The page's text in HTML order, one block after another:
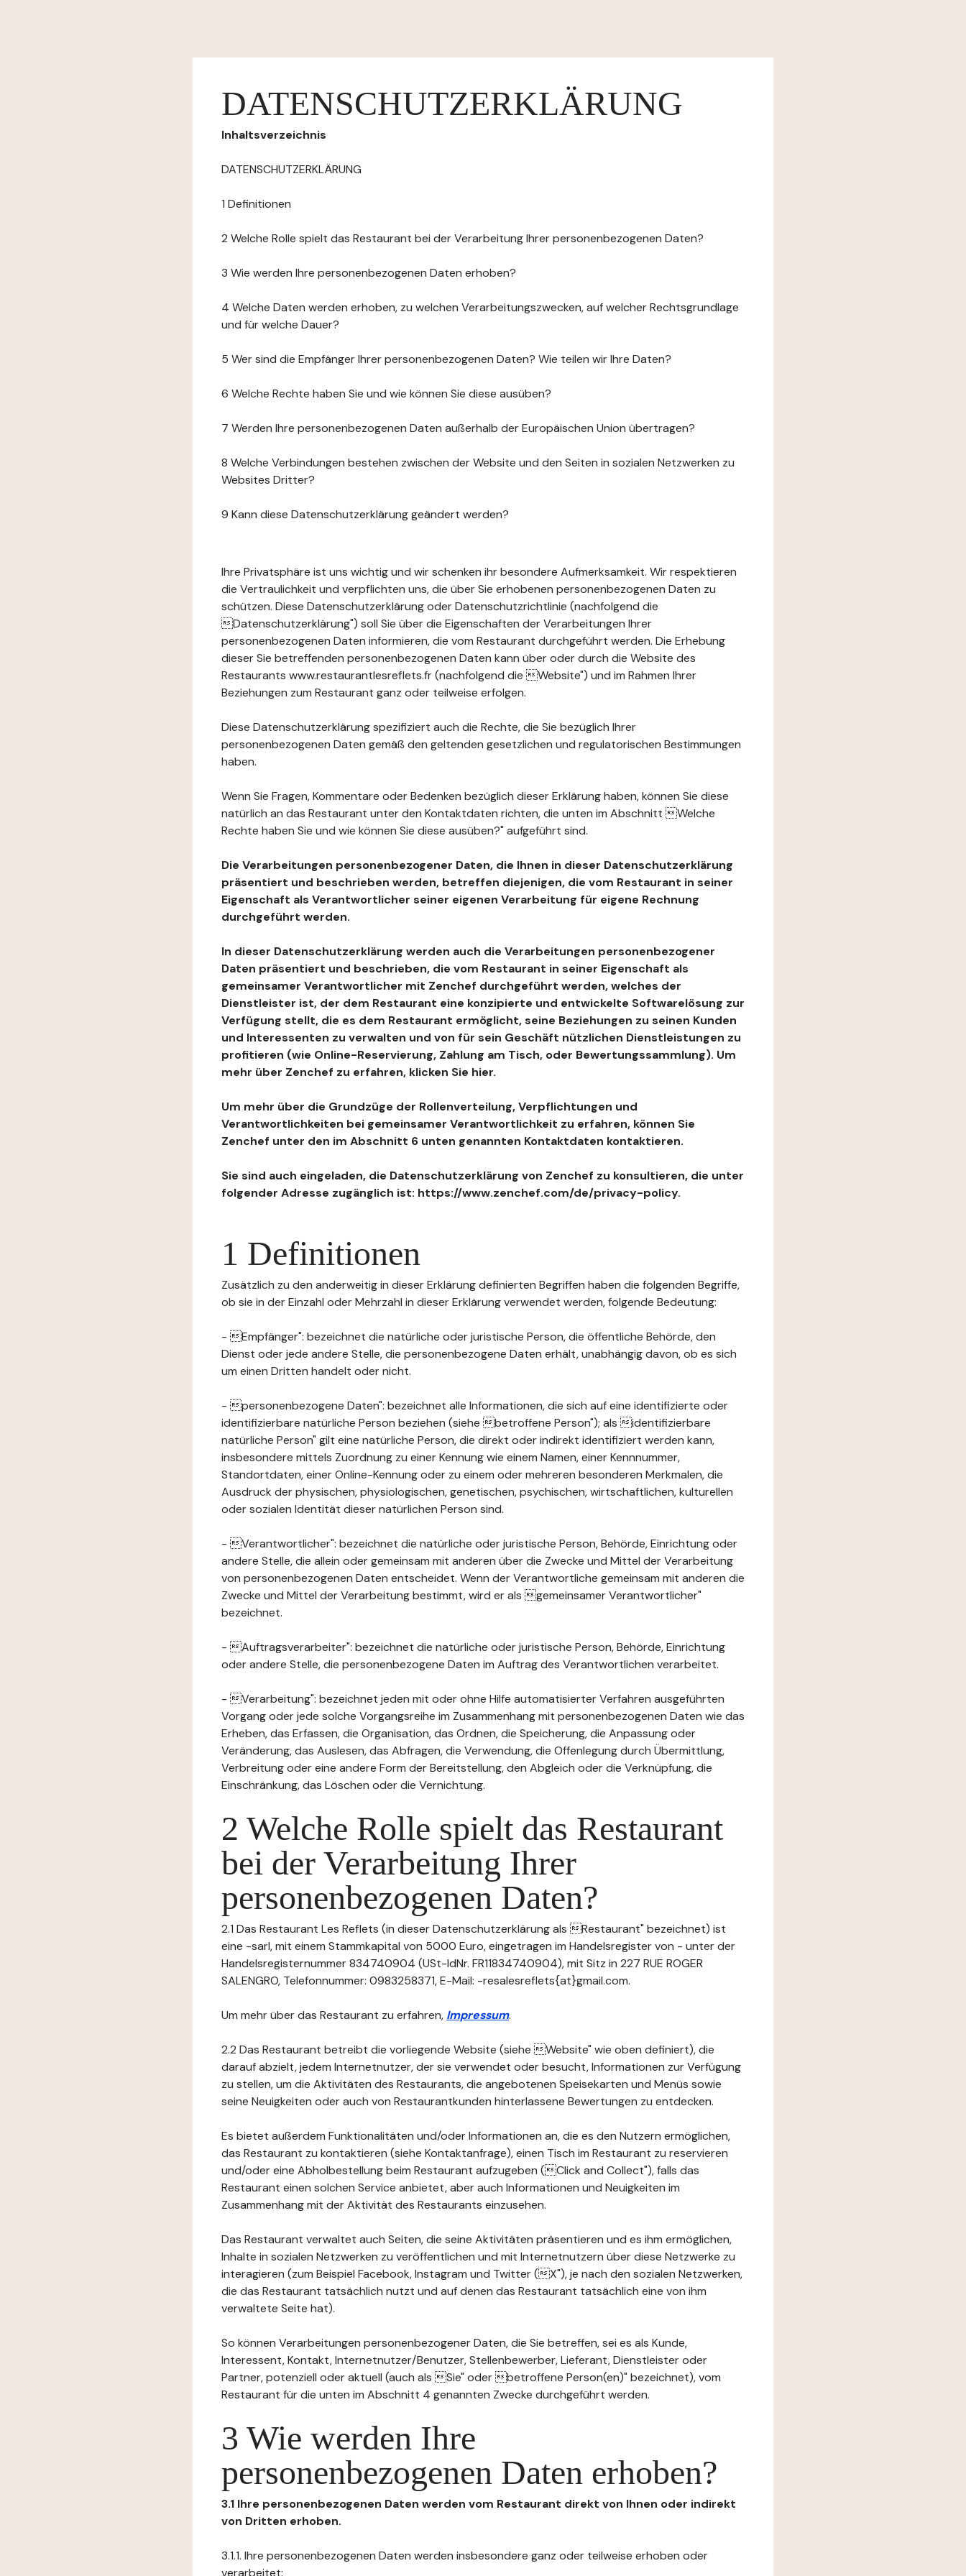
DATENSCHUTZERKLÄRUNG
Inhaltsverzeichnis
DATENSCHUTZERKLÄRUNG
1 Definitionen
2 Welche Rolle spielt das Restaurant bei der Verarbeitung Ihrer personenbezogenen Daten?
3 Wie werden Ihre personenbezogenen Daten erhoben?
4 Welche Daten werden erhoben, zu welchen Verarbeitungszwecken, auf welcher Rechtsgrundlage
und für welche Dauer?
5 Wer sind die Empfänger Ihrer personenbezogenen Daten? Wie teilen wir Ihre Daten?
6 Welche Rechte haben Sie und wie können Sie diese ausüben?
7 Werden Ihre personenbezogenen Daten außerhalb der Europäischen Union übertragen?
8 Welche Verbindungen bestehen zwischen der Website und den Seiten in sozialen Netzwerken zu
Websites Dritter?
9 Kann diese Datenschutzerklärung geändert werden?
Ihre Privatsphäre ist uns wichtig und wir schenken ihr besondere Aufmerksamkeit. Wir respektieren
die Vertraulichkeit und verpflichten uns, die über Sie erhobenen personenbezogenen Daten zu
schützen. Diese Datenschutzerklärung oder Datenschutzrichtlinie (nachfolgend die
Datenschutzerklärung") soll Sie über die Eigenschaften der Verarbeitungen Ihrer
personenbezogenen Daten informieren, die vom Restaurant durchgeführt werden. Die Erhebung
dieser Sie betreffenden personenbezogenen Daten kann über oder durch die Website des
Restaurants www.restaurantlesreflets.fr (nachfolgend die Website") und im Rahmen Ihrer
Beziehungen zum Restaurant ganz oder teilweise erfolgen.
Diese Datenschutzerklärung spezifiziert auch die Rechte, die Sie bezüglich Ihrer
personenbezogenen Daten gemäß den geltenden gesetzlichen und regulatorischen Bestimmungen
haben.
Wenn Sie Fragen, Kommentare oder Bedenken bezüglich dieser Erklärung haben, können Sie diese
natürlich an das Restaurant unter den Kontaktdaten richten, die unten im Abschnitt Welche
Rechte haben Sie und wie können Sie diese ausüben?" aufgeführt sind.
Die Verarbeitungen personenbezogener Daten, die Ihnen in dieser Datenschutzerklärung
präsentiert und beschrieben werden, betreffen diejenigen, die vom Restaurant in seiner
Eigenschaft als Verantwortlicher seiner eigenen Verarbeitung für eigene Rechnung
durchgeführt werden.
In dieser Datenschutzerklärung werden auch die Verarbeitungen personenbezogener
Daten präsentiert und beschrieben, die vom Restaurant in seiner Eigenschaft als
gemeinsamer Verantwortlicher mit Zenchef durchgeführt werden, welches der
Dienstleister ist, der dem Restaurant eine konzipierte und entwickelte Softwarelösung zur
Verfügung stellt, die es dem Restaurant ermöglicht, seine Beziehungen zu seinen Kunden
und Interessenten zu verwalten und von für sein Geschäft nützlichen Dienstleistungen zu
profitieren (wie Online-Reservierung, Zahlung am Tisch, oder Bewertungssammlung). Um
mehr über Zenchef zu erfahren, klicken Sie hier.
Um mehr über die Grundzüge der Rollenverteilung, Verpflichtungen und
Verantwortlichkeiten bei gemeinsamer Verantwortlichkeit zu erfahren, können Sie
Zenchef unter den im Abschnitt 6 unten genannten Kontaktdaten kontaktieren.
Sie sind auch eingeladen, die Datenschutzerklärung von Zenchef zu konsultieren, die unter
folgender Adresse zugänglich ist: https://www.zenchef.com/de/privacy-policy.
1 Definitionen
Zusätzlich zu den anderweitig in dieser Erklärung definierten Begriffen haben die folgenden Begriffe,
ob sie in der Einzahl oder Mehrzahl in dieser Erklärung verwendet werden, folgende Bedeutung:
- Empfänger": bezeichnet die natürliche oder juristische Person, die öffentliche Behörde, den
Dienst oder jede andere Stelle, die personenbezogene Daten erhält, unabhängig davon, ob es sich
um einen Dritten handelt oder nicht.
- personenbezogene Daten": bezeichnet alle Informationen, die sich auf eine identifizierte oder
identifizierbare natürliche Person beziehen (siehe betroffene Person"); als identifizierbare
natürliche Person" gilt eine natürliche Person, die direkt oder indirekt identifiziert werden kann,
insbesondere mittels Zuordnung zu einer Kennung wie einem Namen, einer Kennnummer,
Standortdaten, einer Online-Kennung oder zu einem oder mehreren besonderen Merkmalen, die
Ausdruck der physischen, physiologischen, genetischen, psychischen, wirtschaftlichen, kulturellen
oder sozialen Identität dieser natürlichen Person sind.
- Verantwortlicher": bezeichnet die natürliche oder juristische Person, Behörde, Einrichtung oder
andere Stelle, die allein oder gemeinsam mit anderen über die Zwecke und Mittel der Verarbeitung
von personenbezogenen Daten entscheidet. Wenn der Verantwortliche gemeinsam mit anderen die
Zwecke und Mittel der Verarbeitung bestimmt, wird er als gemeinsamer Verantwortlicher"
bezeichnet.
- Auftragsverarbeiter": bezeichnet die natürliche oder juristische Person, Behörde, Einrichtung
oder andere Stelle, die personenbezogene Daten im Auftrag des Verantwortlichen verarbeitet.
- Verarbeitung": bezeichnet jeden mit oder ohne Hilfe automatisierter Verfahren ausgeführten
Vorgang oder jede solche Vorgangsreihe im Zusammenhang mit personenbezogenen Daten wie das
Erheben, das Erfassen, die Organisation, das Ordnen, die Speicherung, die Anpassung oder
Veränderung, das Auslesen, das Abfragen, die Verwendung, die Offenlegung durch Übermittlung,
Verbreitung oder eine andere Form der Bereitstellung, den Abgleich oder die Verknüpfung, die
Einschränkung, das Löschen oder die Vernichtung.
2 Welche Rolle spielt das Restaurant
bei der Verarbeitung Ihrer
personenbezogenen Daten?
2.1 Das Restaurant Les Reflets (in dieser Datenschutzerklärung als Restaurant" bezeichnet) ist
eine -sarl, mit einem Stammkapital von 5000 Euro, eingetragen im Handelsregister von - unter der
Handelsregisternummer 834740904 (USt-IdNr. FR11834740904), mit Sitz in 227 RUE ROGER
SALENGRO, Telefonnummer: 0983258371, E-Mail: -resalesreflets{at}gmail.com.
Um mehr über das Restaurant zu erfahren, Impressum.
2.2 Das Restaurant betreibt die vorliegende Website (siehe Website" wie oben definiert), die
darauf abzielt, jedem Internetnutzer, der sie verwendet oder besucht, Informationen zur Verfügung
zu stellen, um die Aktivitäten des Restaurants, die angebotenen Speisekarten und Menüs sowie
seine Neuigkeiten oder auch von Restaurantkunden hinterlassene Bewertungen zu entdecken.
Es bietet außerdem Funktionalitäten und/oder Informationen an, die es den Nutzern ermöglichen,
das Restaurant zu kontaktieren (siehe Kontaktanfrage), einen Tisch im Restaurant zu reservieren
und/oder eine Abholbestellung beim Restaurant aufzugeben (Click and Collect"), falls das
Restaurant einen solchen Service anbietet, aber auch Informationen und Neuigkeiten im
Zusammenhang mit der Aktivität des Restaurants einzusehen.
Das Restaurant verwaltet auch Seiten, die seine Aktivitäten präsentieren und es ihm ermöglichen,
Inhalte in sozialen Netzwerken zu veröffentlichen und mit Internetnutzern über diese Netzwerke zu
interagieren (zum Beispiel Facebook, Instagram und Twitter (X"), je nach den sozialen Netzwerken,
die das Restaurant tatsächlich nutzt und auf denen das Restaurant tatsächlich eine von ihm
verwaltete Seite hat).
So können Verarbeitungen personenbezogener Daten, die Sie betreffen, sei es als Kunde,
Interessent, Kontakt, Internetnutzer/Benutzer, Stellenbewerber, Lieferant, Dienstleister oder
Partner, potenziell oder aktuell (auch als Sie" oder betroffene Person(en)" bezeichnet), vom
Restaurant für die unten im Abschnitt 4 genannten Zwecke durchgeführt werden.
3 Wie werden Ihre
personenbezogenen Daten erhoben?
3.1 Ihre personenbezogenen Daten werden vom Restaurant direkt von Ihnen oder indirekt
von Dritten erhoben.
3.1.1. Ihre personenbezogenen Daten werden insbesondere ganz oder teilweise erhoben oder
verarbeitet: